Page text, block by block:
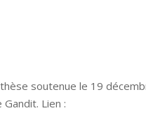
soutenue le 19
Lien :